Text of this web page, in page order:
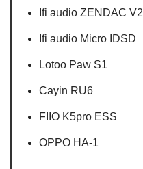
Ifi audio ZENDAC V2
Ifi audio Micro IDSD
Lotoo Paw S1
Cayin RU6
FIIO K5pro ESS
OPPO HA-1